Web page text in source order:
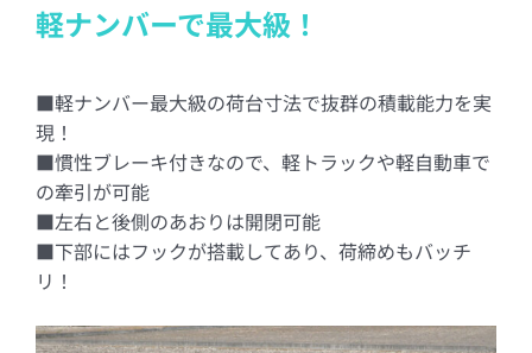
軽ナンバーで最大級！
■軽ナンバー最大級の荷台寸法で抜群の積載能力を実
現！
■慣性ブレーキ付きなので、軽トラックや軽自動車で
の牽引が可能
■左右と後側のあおりは開閉可能
■下部にはフックが搭載してあり、荷締めもバッチ
リ！